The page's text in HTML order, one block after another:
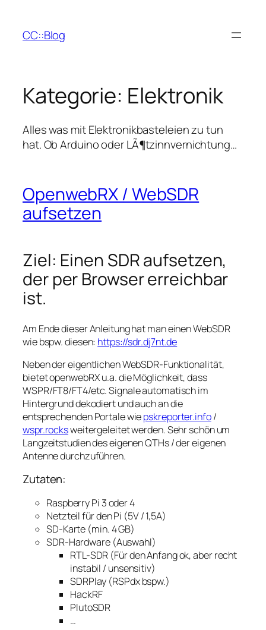
springen
CC::Blog
Kategorie: Elektronik
Alles was mit Elektronikbasteleien zu tun
hat. Ob Arduino oder LÃ¶tzinnvernichtung…
OpenwebRX / WebSDR
aufsetzen
Ziel: Einen SDR aufsetzen,
der per Browser erreichbar
ist.
Am Ende dieser Anleitung hat man einen WebSDR
wie bspw. diesen: https://sdr.dj7nt.de
Neben der eigentlichen WebSDR-Funktionalität,
bietet openwebRX u.a. die Möglichkeit, dass
WSPR/FT8/FT4/etc. Signale automatisch im
Hintergrund dekodiert und auch an die
entsprechenden Portale wiepskreporter.info/
wspr.rocksweitergeleitet werden. Sehr schön um
Langzeitstudien des eigenen QTHs / der eigenen
Antenne durchzuführen.
Zutaten:
Raspberry Pi 3 oder 4
Netzteil für den Pi (5V / 1,5A)
SD-Karte (min. 4 GB)
SDR-Hardware (Auswahl)
RTL-SDR (Für den Anfang ok, aber recht
instabil / unsensitiv)
SDRPlay (RSPdx bspw.)
HackRF
PlutoSDR
…